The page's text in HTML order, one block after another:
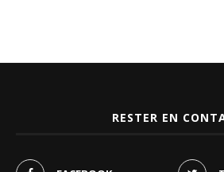
RESTER EN